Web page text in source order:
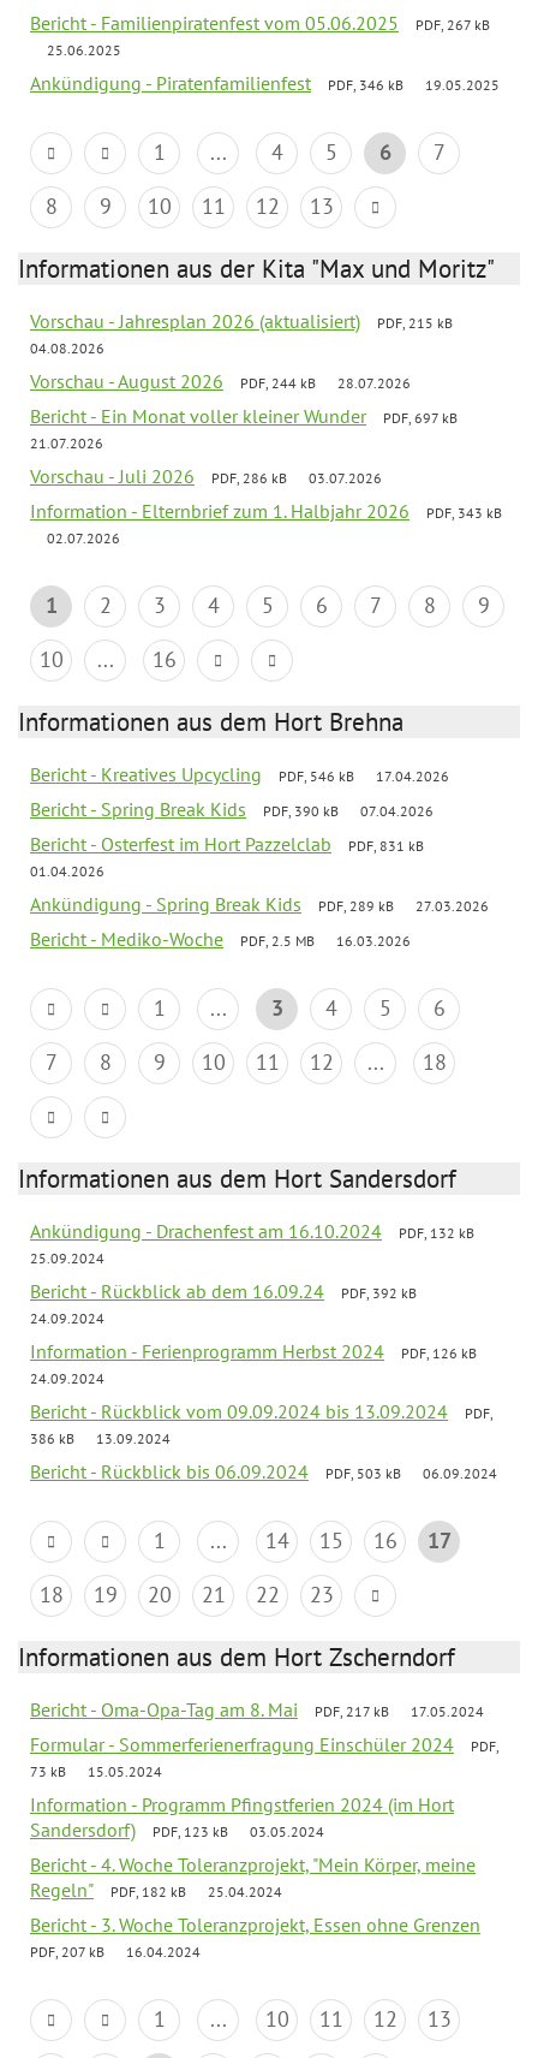
Bericht - Familienpiratenfest vom 05.06.2025
PDF, 267 kB
25.06.2025
Ankündigung - Piratenfamilienfest PDF, 346 kB 19.05.2025
1 ... 4 5 6
7
8
9 10 11 12 13
Informationen aus der Kita "Max und Moritz"
Vorschau - Jahresplan 2026 (aktualisiert)
PDF, 215 kB
04.08.2026
Vorschau - August 2026 PDF, 244 kB 28.07.2026
Bericht - Ein Monat voller kleiner Wunder
PDF, 697 kB
21.07.2026
Vorschau - Juli 2026 PDF, 286 kB 03.07.2026
Information - Elternbrief zum 1. Halbjahr 2026
PDF, 343 kB
02.07.2026
1 2 3 4 5 6 7 8
9
10
... 16
Informationen aus dem Hort Brehna
Bericht - Kreatives Upcycling PDF, 546 kB 17.04.2026
Bericht - Spring Break Kids PDF, 390 kB 07.04.2026
Bericht - Osterfest im Hort Pazzelclab
PDF, 831 kB
01.04.2026
Ankündigung - Spring Break Kids PDF, 289 kB 27.03.2026
Bericht - Mediko-Woche PDF, 2.5 MB 16.03.2026
1 ... 3 4 5
6
7
8 9 10 11 12 ... 18
Informationen aus dem Hort Sandersdorf
Ankündigung - Drachenfest am 16.10.2024
PDF, 132 kB
25.09.2024
Bericht - Rückblick ab dem 16.09.24
PDF, 392 kB
24.09.2024
Information - Ferienprogramm Herbst 2024
PDF, 126 kB
24.09.2024
Bericht - Rückblick vom 09.09.2024 bis 13.09.2024
PDF,
386 kB
13.09.2024
Bericht - Rückblick bis 06.09.2024 PDF, 503 kB 06.09.2024
1 ... 14 15 16
17
18
19 20 21 22 23
Informationen aus dem Hort Zscherndorf
Bericht - Oma-Opa-Tag am 8. Mai PDF, 217 kB 17.05.2024
Formular - Sommerferienerfragung Einschüler 2024
PDF,
73 kB
15.05.2024
Information - Programm Pfingstferien 2024 (im Hort
Sandersdorf)
PDF, 123 kB 03.05.2024
Bericht - 4. Woche Toleranzprojekt, "Mein Körper, meine
Regeln"
PDF, 182 kB 25.04.2024
Bericht - 3. Woche Toleranzprojekt, Essen ohne Grenzen
PDF, 207 kB 16.04.2024
1 ... 10 11 12
13